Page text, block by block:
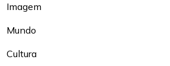
Imagem
Mundo
Cultura